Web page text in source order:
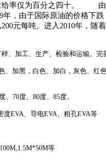
给率仅为百分之四十。
年，由于国际原油的价格
元每吨。进入2010年，
加工、生产、检验和运输。完
黑，白色、加白，灰色、红
度、70度、80度、85度。
度EVA、导电EVA、粗孔EVA
等